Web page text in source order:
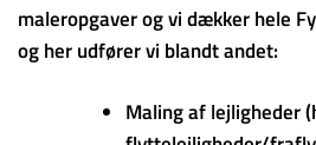
maleropgaver og vi dækker hele
og her udfører vi blandt andet:
Maling af lejligheder